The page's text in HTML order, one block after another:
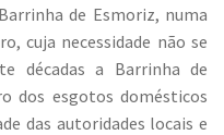
de Esmoriz, numa
cuja necessidade não se
décadas a Barrinha de
dos esgotos domésticos
das autoridades locais e